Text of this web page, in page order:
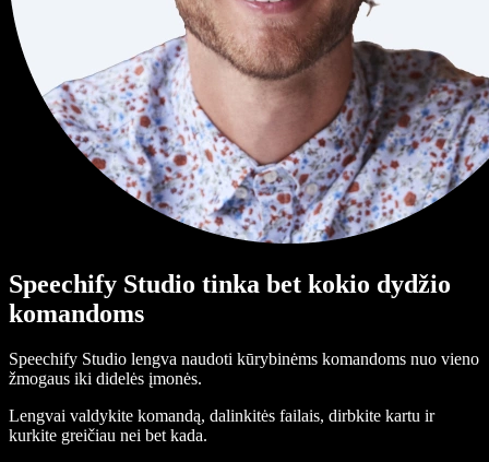
Speechify Studio tinka bet kokio dydžio
komandoms
Speechify Studio lengva naudoti kūrybinėms komandoms nuo vieno
žmogaus iki didelės įmonės.
Lengvai valdykite komandą, dalinkitės failais, dirbkite kartu ir
kurkite greičiau nei bet kada.